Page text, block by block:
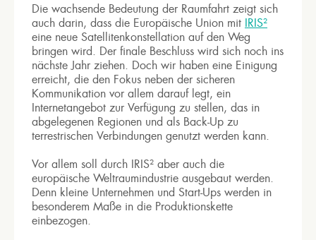
Die wachsende Bedeutung der Raumfahrt zeigt sich
auch darin, dass die Europäische Union mit IRIS²
eine neue Satellitenkonstellation auf den Weg
bringen wird. Der finale Beschluss wird sich noch ins
nächste Jahr ziehen. Doch wir haben eine Einigung
erreicht, die den Fokus neben der sicheren
Kommunikation vor allem darauf legt, ein
Internetangebot zur Verfügung zu stellen, das in
abgelegenen Regionen und als Back-Up zu
terrestrischen Verbindungen genutzt werden kann.
Vor allem soll durch IRIS² aber auch die
europäische Weltraumindustrie ausgebaut werden.
Denn kleine Unternehmen und Start-Ups werden in
besonderem Maße in die Produktionskette
einbezogen.